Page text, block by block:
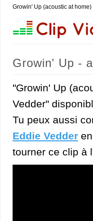
Growin' Up (acoustic at
Growin' Up -
"Growin' Up
Vedder"
Tu peux aussi
Eddie Vedder
tourner ce clip à